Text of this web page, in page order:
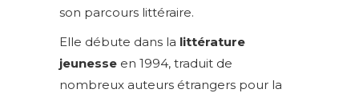
son parcours littéraire.
Elle débute dans la littérature
jeunesse en 1994, traduit de
nombreux auteurs étrangers pour la